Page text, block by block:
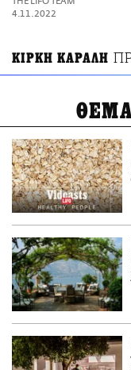
ΑΜΠΑ
4.11.2022
ΚΙΡΚΗ ΚΑΡΑΛΗ